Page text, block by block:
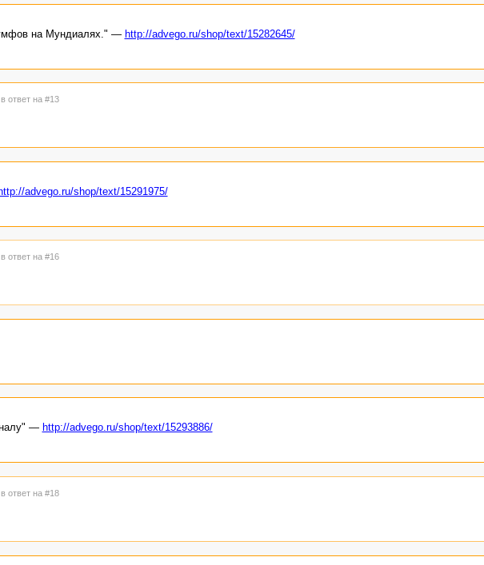
на Мундиалях." — http://advego.ru/shop/text/15282645/
в ответ на #13
advego.ru/shop/text/15291975/
в ответ на #16
— http://advego.ru/shop/text/15293886/
в ответ на #18